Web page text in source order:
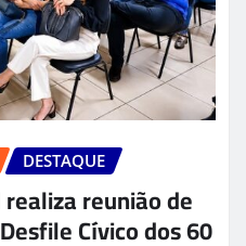
DESTAQUE
reunião de
Cívico dos 60